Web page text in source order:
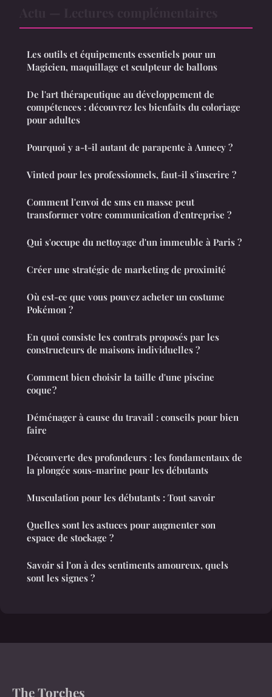
Les outils et équipements essentiels pour un
Magicien, maquillage et sculpteur de ballons
De l'art thérapeutique au développement de
compétences : découvrez les bienfaits du coloriage
pour adultes
Pourquoi y a-t-il autant de parapente à Annecy ?
Vinted pour les professionnels, faut-il s'inscrire ?
Comment l'envoi de sms en masse peut
transformer votre communication d'entreprise ?
Qui s'occupe du nettoyage d'un immeuble à Paris ?
Créer une stratégie de marketing de proximité
Où est-ce que vous pouvez acheter un costume
Pokémon ?
En quoi consiste les contrats proposés par les
constructeurs de maisons individuelles ?
Comment bien choisir la taille d'une piscine
coque ?
Déménager à cause du travail : conseils pour bien
faire
Découverte des profondeurs : les fondamentaux de
la plongée sous-marine pour les débutants
Musculation pour les débutants : Tout savoir
Quelles sont les astuces pour augmenter son
espace de stockage ?
Savoir si l'on à des sentiments amoureux, quels
sont les signes ?
The Torches